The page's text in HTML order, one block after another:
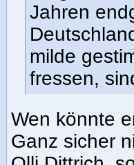
Jahren
milde
fressen,
Wen könnte
Ganz sicher